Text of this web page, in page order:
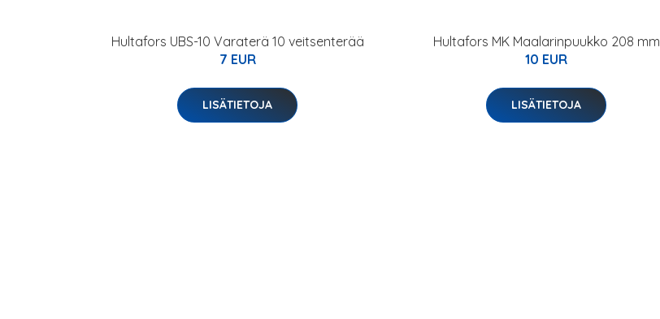
Hultafors UBS-10 Varaterä 10 veitsenterää
7 EUR
LISÄTIETOJA
Hultafors MK Maalarinpuukko 208 mm
10 EUR
LISÄTIETOJA